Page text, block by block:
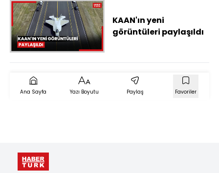
KAAN'ın yeni
görüntüleri paylaşıldı
Ana Sayfa Yazı Boyutu Paylaş Favoriler